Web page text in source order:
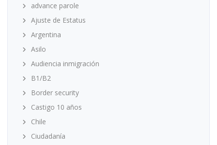
advance parole
Ajuste de Estatus
Argentina
Asilo
Audiencia inmigración
B1/B2
Border security
Castigo 10 años
Chile
Ciudadanía